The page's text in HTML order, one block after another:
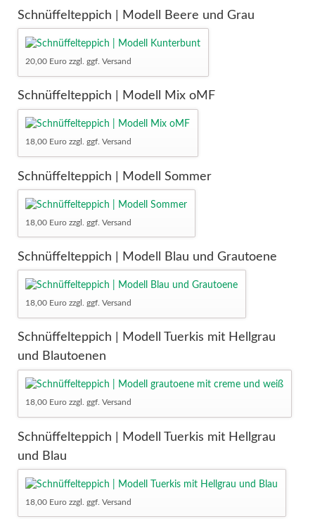
Schnüffelteppich | Modell Beere und Grau
20,00 Euro zzgl. ggf. Versand
Schnüffelteppich | Modell Mix oMF
18,00 Euro zzgl. ggf. Versand
Schnüffelteppich | Modell Sommer
18,00 Euro zzgl. ggf. Versand
Schnüffelteppich | Modell Blau und Grautoene
18,00 Euro zzgl. ggf. Versand
Schnüffelteppich | Modell Tuerkis mit Hellgrau
und Blautoenen
18,00 Euro zzgl. ggf. Versand
Schnüffelteppich | Modell Tuerkis mit Hellgrau
und Blau
18,00 Euro zzgl. ggf. Versand